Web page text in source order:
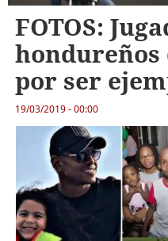
FOTOS:
por ser
19/03/2019 - 00:00